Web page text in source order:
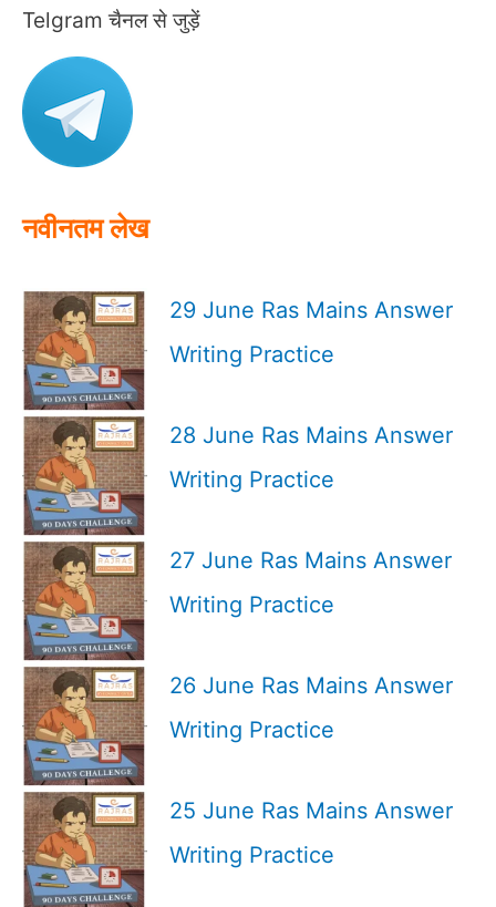
r
f
o
Telgram चैनल से जुड़ें
नवीनतम लेख
29 June Ras Mains Answer
Writing Practice
28 June Ras Mains Answer
Writing Practice
27 June Ras Mains Answer
Writing Practice
26 June Ras Mains Answer
Writing Practice
25 June Ras Mains Answer
Writing Practice